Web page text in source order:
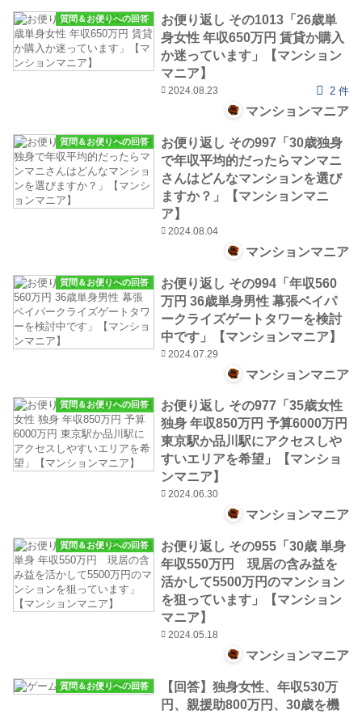
質問＆お便りへの回答
お便り返し その1013「26歳単
身女性 年収650万円 賃貸か購入
か迷っています」【マンション
マニア】
2024.08.23 2 件
マンションマニア
質問＆お便りへの回答
お便り返し その997「30歳独身
で年収平均的だったらマンマニ
さんはどんなマンションを選び
ますか？」【マンションマニ
ア】
2024.08.04
マンションマニア
質問＆お便りへの回答
お便り返し その994「年収560
万円 36歳単身男性 幕張ベイパ
ークライズゲートタワーを検討
中です」【マンションマニア】
2024.07.29
マンションマニア
質問＆お便りへの回答
お便り返し その977「35歳女性
独身 年収850万円 予算6000万円
東京駅か品川駅にアクセスしや
すいエリアを希望」【マンショ
ンマニア】
2024.06.30
マンションマニア
質問＆お便りへの回答
お便り返し その955「30歳 単身
年収550万円 現居の含み益を
活かして5500万円のマンション
を狙っています」【マンション
マニア】
2024.05.18
マンションマニア
質問＆お便りへの回答
【回答】独身女性、年収530万
円、親援助800万円、30歳を機